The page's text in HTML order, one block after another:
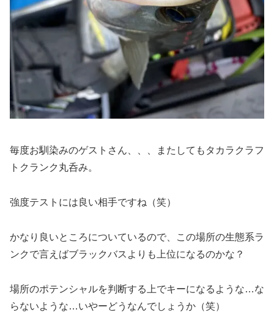
毎度お馴染みのゲストさん、、、またしてもタカラクラフ
トクランク丸呑み。
強度テストには良い相手ですね（笑）
かなり良いところについているので、この場所の生態系ラ
ンクで言えばブラックバスよりも上位になるのかな？
場所のポテンシャルを判断する上でキーになるような…な
らないような…いやーどうなんでしょうか（笑）